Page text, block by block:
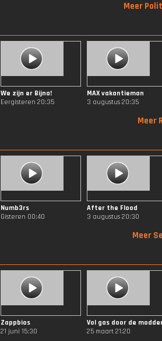
Meer
We zijn er Bijna!
Eergisteren 20:35
MAX vakantieman
3 augustus 20:35
Meer
Numb3rs
Gisteren 00:40
After the Flood
3 augustus 20:30
Meer
Zappbios
21 juni 15:30
Vol gas door de
25 maart 21:20